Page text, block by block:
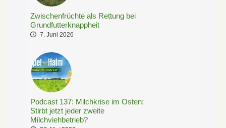
Zwischenfrüchte als Rettung bei
Grundfutterknappheit
7. Juni 2026
Podcast 137: Milchkrise im Osten:
Stirbt jetzt jeder zweite
Milchviehbetrieb?